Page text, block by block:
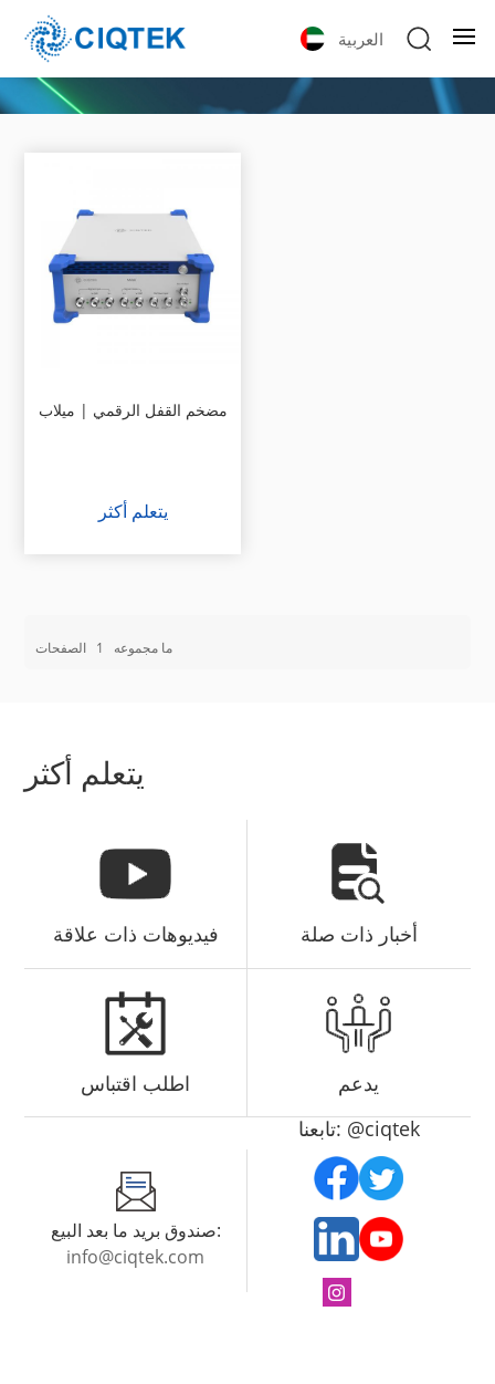
العربية
مضخم القفل الرقمي | ميلاب
يتعلم أكثر
ما مجموعه 1 الصفحات
يتعلم أكثر
فيديوهات ذات علاقة أخبار ذات صلة
اطلب اقتباس يدعم
صندوق بريد ما بعد البيع:
info@ciqtek.com
تابعنا: @ciqtek